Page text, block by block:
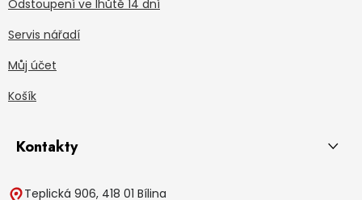
Odstoupení ve lhůtě 14 dní
Servis nářadí
Můj účet
Košík
Kontakty
Teplická 906, 418 01 Bílina